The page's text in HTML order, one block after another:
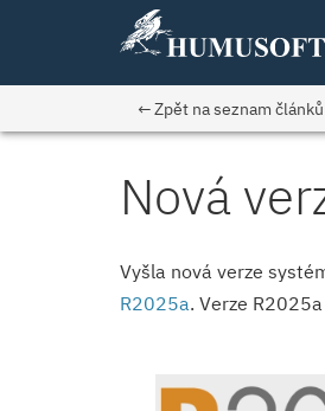
← Zpět na seznam článků
Nová
Vyšla nová verze
R2025a. Verze